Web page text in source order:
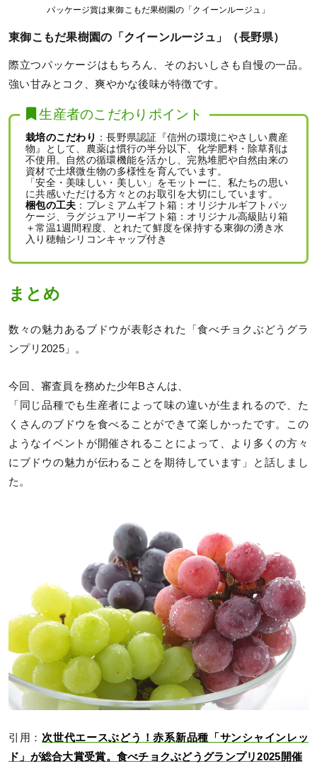
パッケージ賞は東御こもだ果樹園の「クイーンルージュ」
東御こもだ果樹園の「クイーンルージュ」（長野県）
際立つパッケージはもちろん、そのおいしさも自慢の一品。
強い甘みとコク、爽やかな後味が特徴です。
生産者のこだわりポイント
栽培のこだわり ：長野県認証『信州の環境にやさしい農産
物』として、農薬は慣行の半分以下、化学肥料・除草剤は
不使用。自然の循環機能を活かし、完熟堆肥や自然由来の
資材で土壌微生物の多様性を育んでいます。
「安全・美味しい・美しい」をモットーに、私たちの思い
に共感いただける方々とのお取引を大切にしています。
梱包の工夫 ：プレミアムギフト箱：オリジナルギフトパッ
ケージ、ラグジュアリーギフト箱：オリジナル高級貼り箱
＋常温1週間程度、とれたて鮮度を保持する東御の湧き水
入り穂軸シリコンキャップ付き
まとめ
数々の魅力あるブドウが表彰された「食べチョクぶどうグラ
ンプリ2025」。
今回、審査員を務めた少年Bさんは、
「同じ品種でも生産者によって味の違いが生まれるので、た
くさんのブドウを食べることができて楽しかったです。この
ようなイベントが開催されることによって、より多くの方々
にブドウの魅力が伝わることを期待しています」と話しまし
た。
引用：次世代エースぶどう！赤系新品種「サンシャインレッ
ド」が総合大賞受賞。食べチョクぶどうグランプリ2025開催